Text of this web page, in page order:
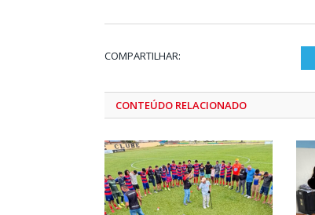
COMPARTILHAR:
CONTEÚDO RELACIONADO